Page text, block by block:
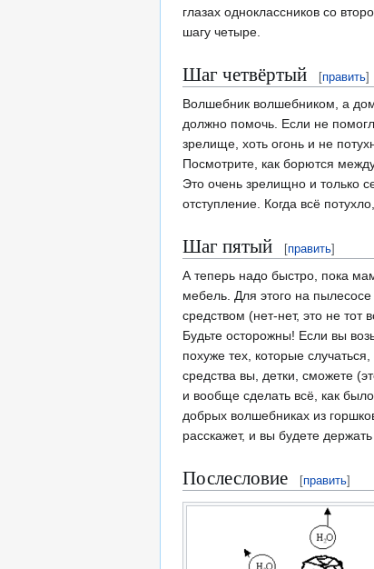
глазах одноклассников со
шагу четыре.
Шаг четвёртый [править]
Волшебник волшебником, а
должно помочь. Если не
зрелище, хоть огонь и не
Посмотрите, как борются
Это очень зрелищно и только
отступление. Когда всё
Шаг пятый [править]
А теперь надо быстро, пока
мебель. Для этого на
средством (нет-нет, это не
Будьте осторожны! Если вы
похуже тех, которые
средства вы, детки, сможете
и вообще сделать всё, как
добрых волшебниках из
расскажет, и вы будете
Послесловие [править]